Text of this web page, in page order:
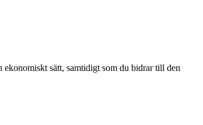
sätt, samtidigt som du bidrar till den